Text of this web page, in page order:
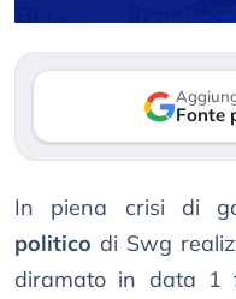
Fonte
In piena crisi di
politico di Swg
diramato in data 1